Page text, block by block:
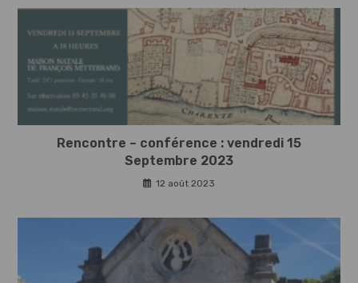
Rencontre – conférence : vendredi 15
Septembre 2023
12 août 2023